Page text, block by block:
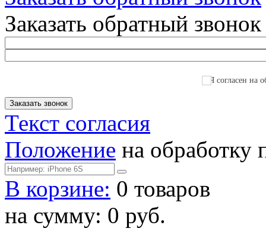
Заказать обратный звонок
Я согласен на
Текст согласия
Положение на обработку
В корзине: 0 товаров
на сумму: 0 руб.